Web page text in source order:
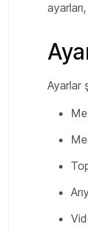
Ayarlar